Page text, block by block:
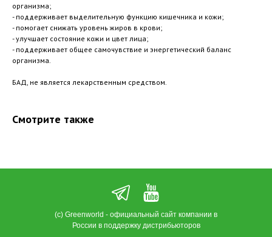
организма;
- поддерживает выделительную функцию кишечника и кожи;
- помогает снижать уровень жиров в крови;
- улучшает состояние кожи и цвет лица;
- поддерживает общее самочувствие и энергетический баланс
организма.
БАД, не является лекарственным средством.
Смотрите также
(с) Greenworld - официальный сайт компании в
России в поддержку дистрибьюторов